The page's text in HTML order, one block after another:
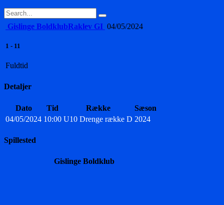
Gislinge BoldklubRaklev GI 04/05/2024
1 - 11
Fuldtid
Detaljer
Dato Tid Række
Sæson
04/05/2024 10:00 U10 Drenge række D 2024
Spillested
Gislinge Boldklub